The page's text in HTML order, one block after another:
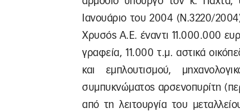
Ιανουάριο του 2004 (Ν.3220/
Χρυσός Α.Ε. έναντι 11.000.000
γραφεία, 11.000 τ.μ. αστικά
και εμπλουτισμού,
συμπυκνώματος αρσενοπυρίτη
από τη λειτουργία του